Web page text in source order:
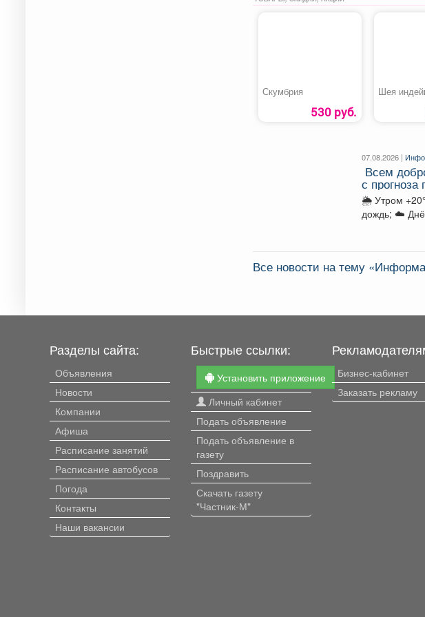
Скумбрия
530 руб.
Шея
07.08.2026 |
Всем
с
🌦 Утром
дождь;
Все новости на тему
Разделы сайта:
Объявления
Новости
Компании
Афиша
Расписание занятий
Расписание автобусов
Погода
Контакты
Наши вакансии
Быстрые ссылки:
Установить приложение
Личный кабинет
Подать объявление
Подать объявление в
газету
Поздравить
Скачать газету
"Частник-М"
Бизнес-кабинет
Заказать рекламу